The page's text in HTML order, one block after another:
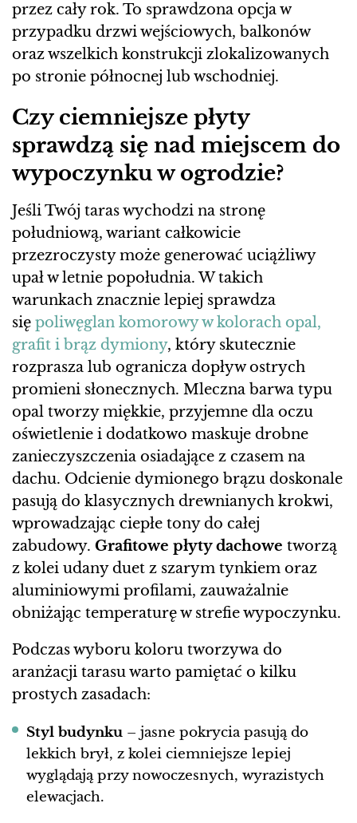
przez cały rok. To sprawdzona opcja w
przypadku drzwi wejściowych, balkonów
oraz wszelkich konstrukcji zlokalizowanych
po stronie północnej lub wschodniej.
Czy ciemniejsze płyty
sprawdzą się nad miejscem do
wypoczynku w ogrodzie?
Jeśli Twój taras wychodzi na stronę
południową, wariant całkowicie
przezroczysty może generować uciążliwy
upał w letnie popołudnia. W takich
warunkach znacznie lepiej sprawdza
się poliwęglan komorowy w kolorach opal,
grafit i brąz dymiony, który skutecznie
rozprasza lub ogranicza dopływ ostrych
promieni słonecznych. Mleczna barwa typu
opal tworzy miękkie, przyjemne dla oczu
oświetlenie i dodatkowo maskuje drobne
zanieczyszczenia osiadające z czasem na
dachu. Odcienie dymionego brązu doskonale
pasują do klasycznych drewnianych krokwi,
wprowadzając ciepłe tony do całej
zabudowy. Grafitowe płyty dachowe tworzą
z kolei udany duet z szarym tynkiem oraz
aluminiowymi profilami, zauważalnie
obniżając temperaturę w strefie wypoczynku.
Podczas wyboru koloru tworzywa do
aranżacji tarasu warto pamiętać o kilku
prostych zasadach:
Styl budynku – jasne pokrycia pasują do
lekkich brył, z kolei ciemniejsze lepiej
wyglądają przy nowoczesnych, wyrazistych
elewacjach.